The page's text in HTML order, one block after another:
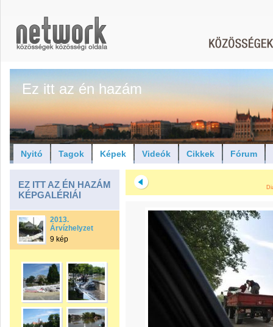
Ez itt az én hazám
Nyitó Tagok Képek Videók Cikkek Fórum
EZ ITT AZ ÉN HAZÁM
KÉPGALÉRIÁI
2013.
Árvízhelyzet
9 kép